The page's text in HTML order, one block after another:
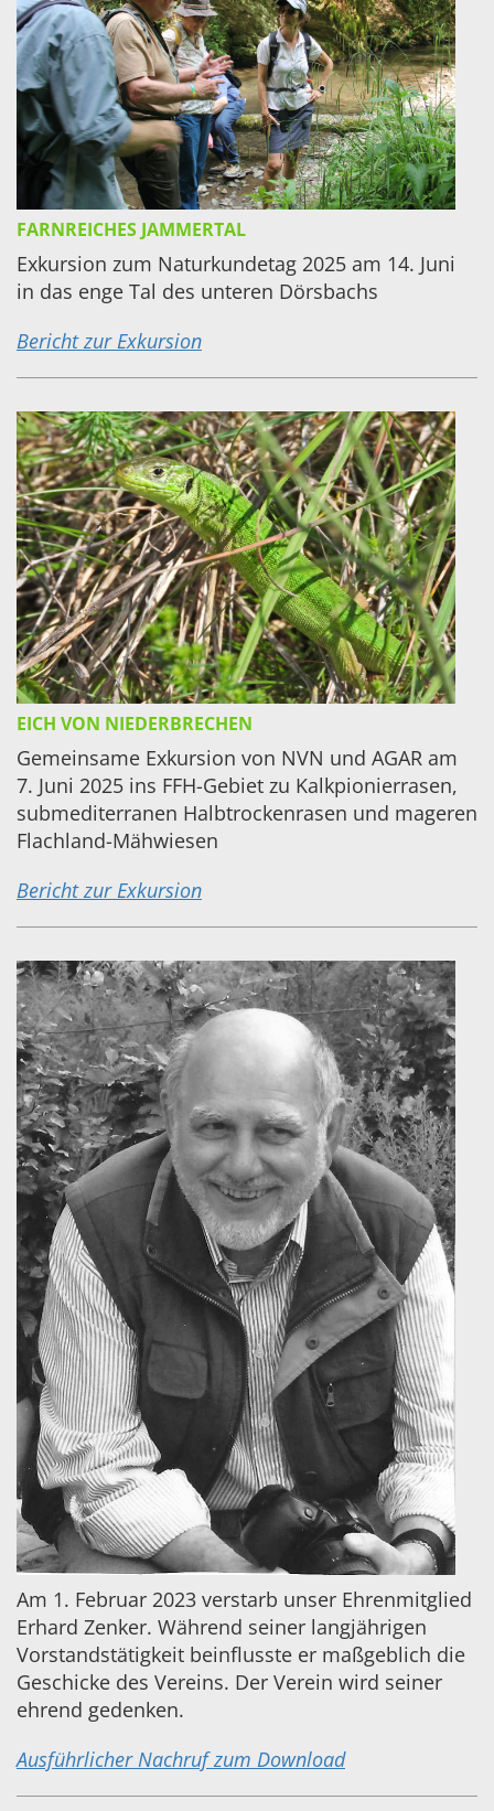
FARNREICHES JAMMERTAL
Exkursion zum Naturkundetag 2025 am 14. Juni
in das enge Tal des unteren Dörsbachs
Bericht zur Exkursion
EICH VON NIEDERBRECHEN
Gemeinsame Exkursion von NVN und AGAR am
7. Juni 2025 ins FFH-Gebiet zu Kalkpionierrasen,
submediterranen Halbtrockenrasen und mageren
Flachland-Mähwiesen
Bericht zur Exkursion
Am 1. Februar 2023 verstarb unser Ehrenmitglied
Erhard Zenker. Während seiner langjährigen
Vorstandstätigkeit beinflusste er maßgeblich die
Geschicke des Vereins. Der Verein wird seiner
ehrend gedenken.
Ausführlicher Nachruf zum Download